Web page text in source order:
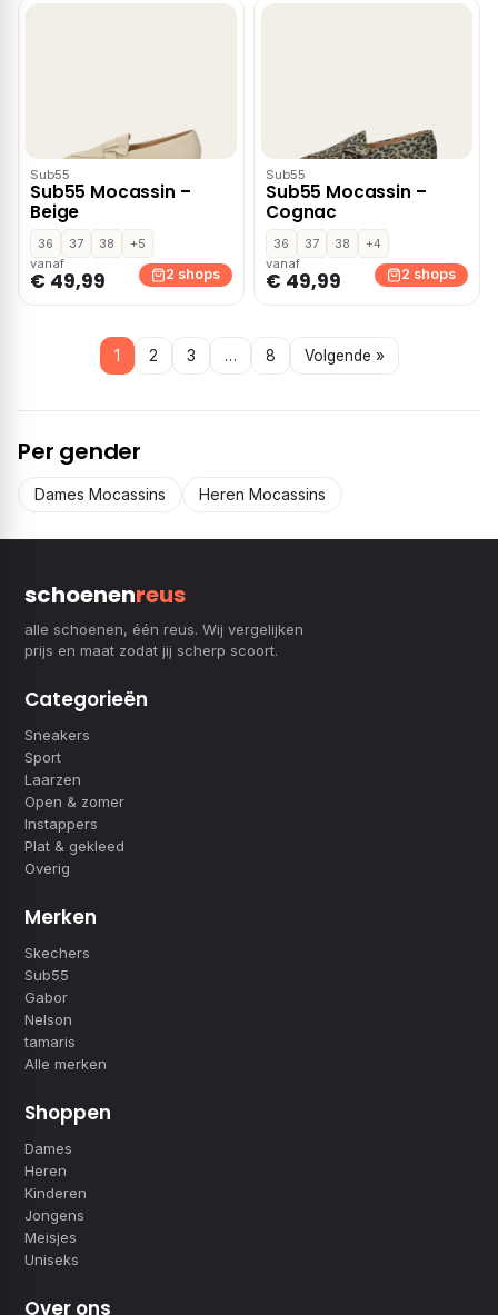
Sub55
Sub55 Mocassin –
Beige
36 37 38
+5
vanaf
€ 49,99 2 shops
Sub55
Sub55 Mocassin –
Cognac
36 37 38
+4
vanaf
€ 49,99 2 shops
1 2 3 … 8 Volgende »
Per gender
Dames Mocassins Heren Mocassins
schoenenreus
alle schoenen, één reus. Wij vergelijken
prijs en maat zodat jij scherp scoort.
Categorieën
Sneakers
Sport
Laarzen
Open & zomer
Instappers
Plat & gekleed
Overig
Merken
Skechers
Sub55
Gabor
Nelson
tamaris
Alle merken
Shoppen
Dames
Heren
Kinderen
Jongens
Meisjes
Uniseks
Over ons